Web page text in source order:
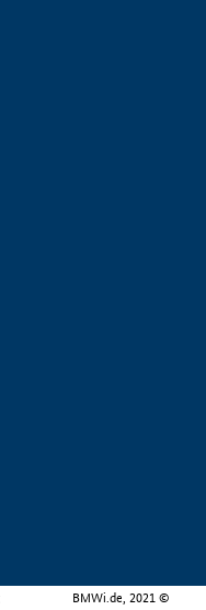
BMWi.de, 2021 ©